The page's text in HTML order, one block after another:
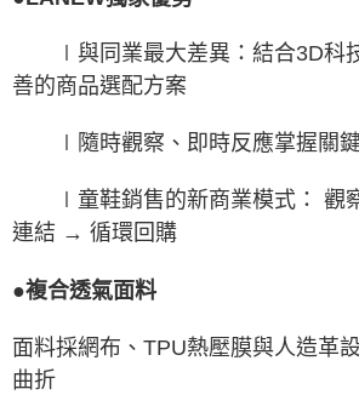
∣與同業最大差異：結合3D科
善的商品選配方案
∣隨時觀察、即時反應掌握關鍵
∣童鞋銷售的新商業模式： 觀
連結 → 循環回購
●複合透氣面料
面料採網布、TPU熱壓膜與人造革
曲折